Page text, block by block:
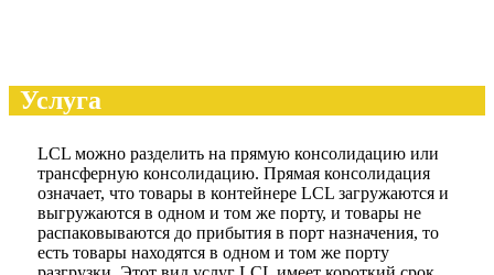
Услуга
LCL можно разделить на прямую консолидацию или
трансферную консолидацию. Прямая консолидация
означает, что товары в контейнере LCL загружаются и
выгружаются в одном и том же порту, и товары не
распаковываются до прибытия в порт назначения, то
есть товары находятся в одном и том же порту